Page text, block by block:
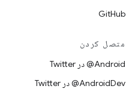
GitHub
متصل کردن
Android@ در Twitter
AndroidDev@ در Twitter